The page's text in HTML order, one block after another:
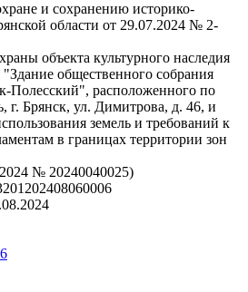
и сохранению историко-
области от 29.07.2024 № 2-
объекта культурного наследия
"Здание общественного собрания
Полесский", расположенного по
г. Брянск, ул. Димитрова, д. 46, и
земель и требований к
в границах территории зон
№ 20240040025)